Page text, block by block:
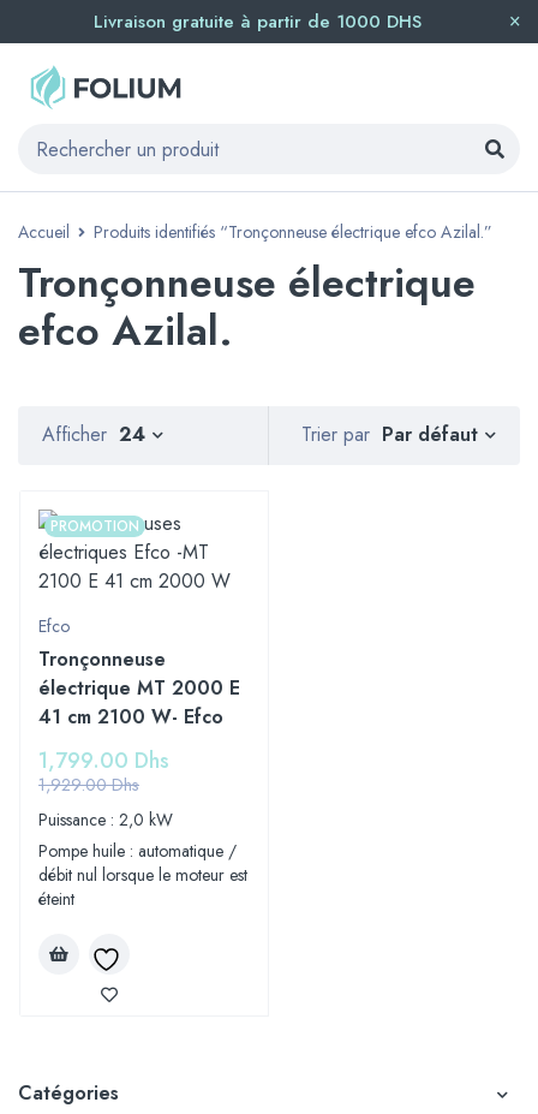
Livraison gratuite à partir de 1000 DHS
Accueil Produits identifiés “Tronçonneuse électrique efco Azilal.”
Tronçonneuse électrique
efco Azilal.
Catégories
Trier par Par défaut
Afficher 24
PROMOTION
Efco
Tronçonneuse
électrique MT 2000 E
41 cm 2100 W- Efco
1,929.00Dhs
1,799.00 Dhs
Puissance : 2,0 kW
Pompe huile : automatique /
débit nul lorsque le moteur est
éteint